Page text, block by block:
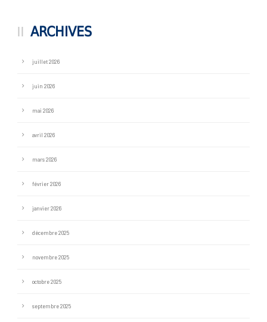
ARCHIVES
juillet 2026
juin 2026
mai 2026
avril 2026
mars 2026
février 2026
janvier 2026
décembre 2025
novembre 2025
octobre 2025
septembre 2025